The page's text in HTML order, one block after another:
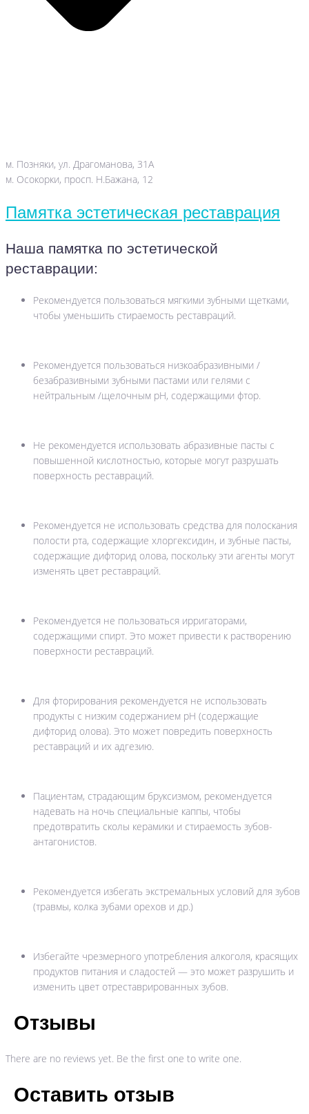
м. Позняки, ул. Драгоманова, 31А
м. Осокорки, просп. Н.Бажана, 12
Памятка эстетическая реставрация
Наша памятка по эстетической
реставрации:
Рекомендуется пользоваться мягкими зубными щетками,
чтобы уменьшить стираемость реставраций.
Рекомендуется пользоваться низкоабразивными /
безабразивными зубными пастами или гелями с
нейтральным /щелочным рН, содержащими фтор.
Не рекомендуется использовать абразивные пасты с
повышенной кислотностью, которые могут разрушать
поверхность реставраций.
Рекомендуется не использовать средства для полоскания
полости рта, содержащие хлоргексидин, и зубные пасты,
содержащие дифторид олова, поскольку эти агенты могут
изменять цвет реставраций.
Рекомендуется не пользоваться ирригаторами,
содержащими спирт. Это может привести к растворению
поверхности реставраций.
Для фторирования рекомендуется не использовать
продукты с низким содержанием рН (содержащие
дифторид олова). Это может повредить поверхность
реставраций и их адгезию.
Пациентам, страдающим бруксизмом, рекомендуется
надевать на ночь специальные каппы, чтобы
предотвратить сколы керамики и стираемость зубов-
антагонистов.
Рекомендуется избегать экстремальных условий для зубов
(травмы, колка зубами орехов и др.)
Избегайте чрезмерного употребления алкоголя, красящих
продуктов питания и сладостей — это может разрушить и
изменить цвет отреставрированных зубов.
Отзывы
There are no reviews yet. Be the first one to write one.
Оставить отзыв